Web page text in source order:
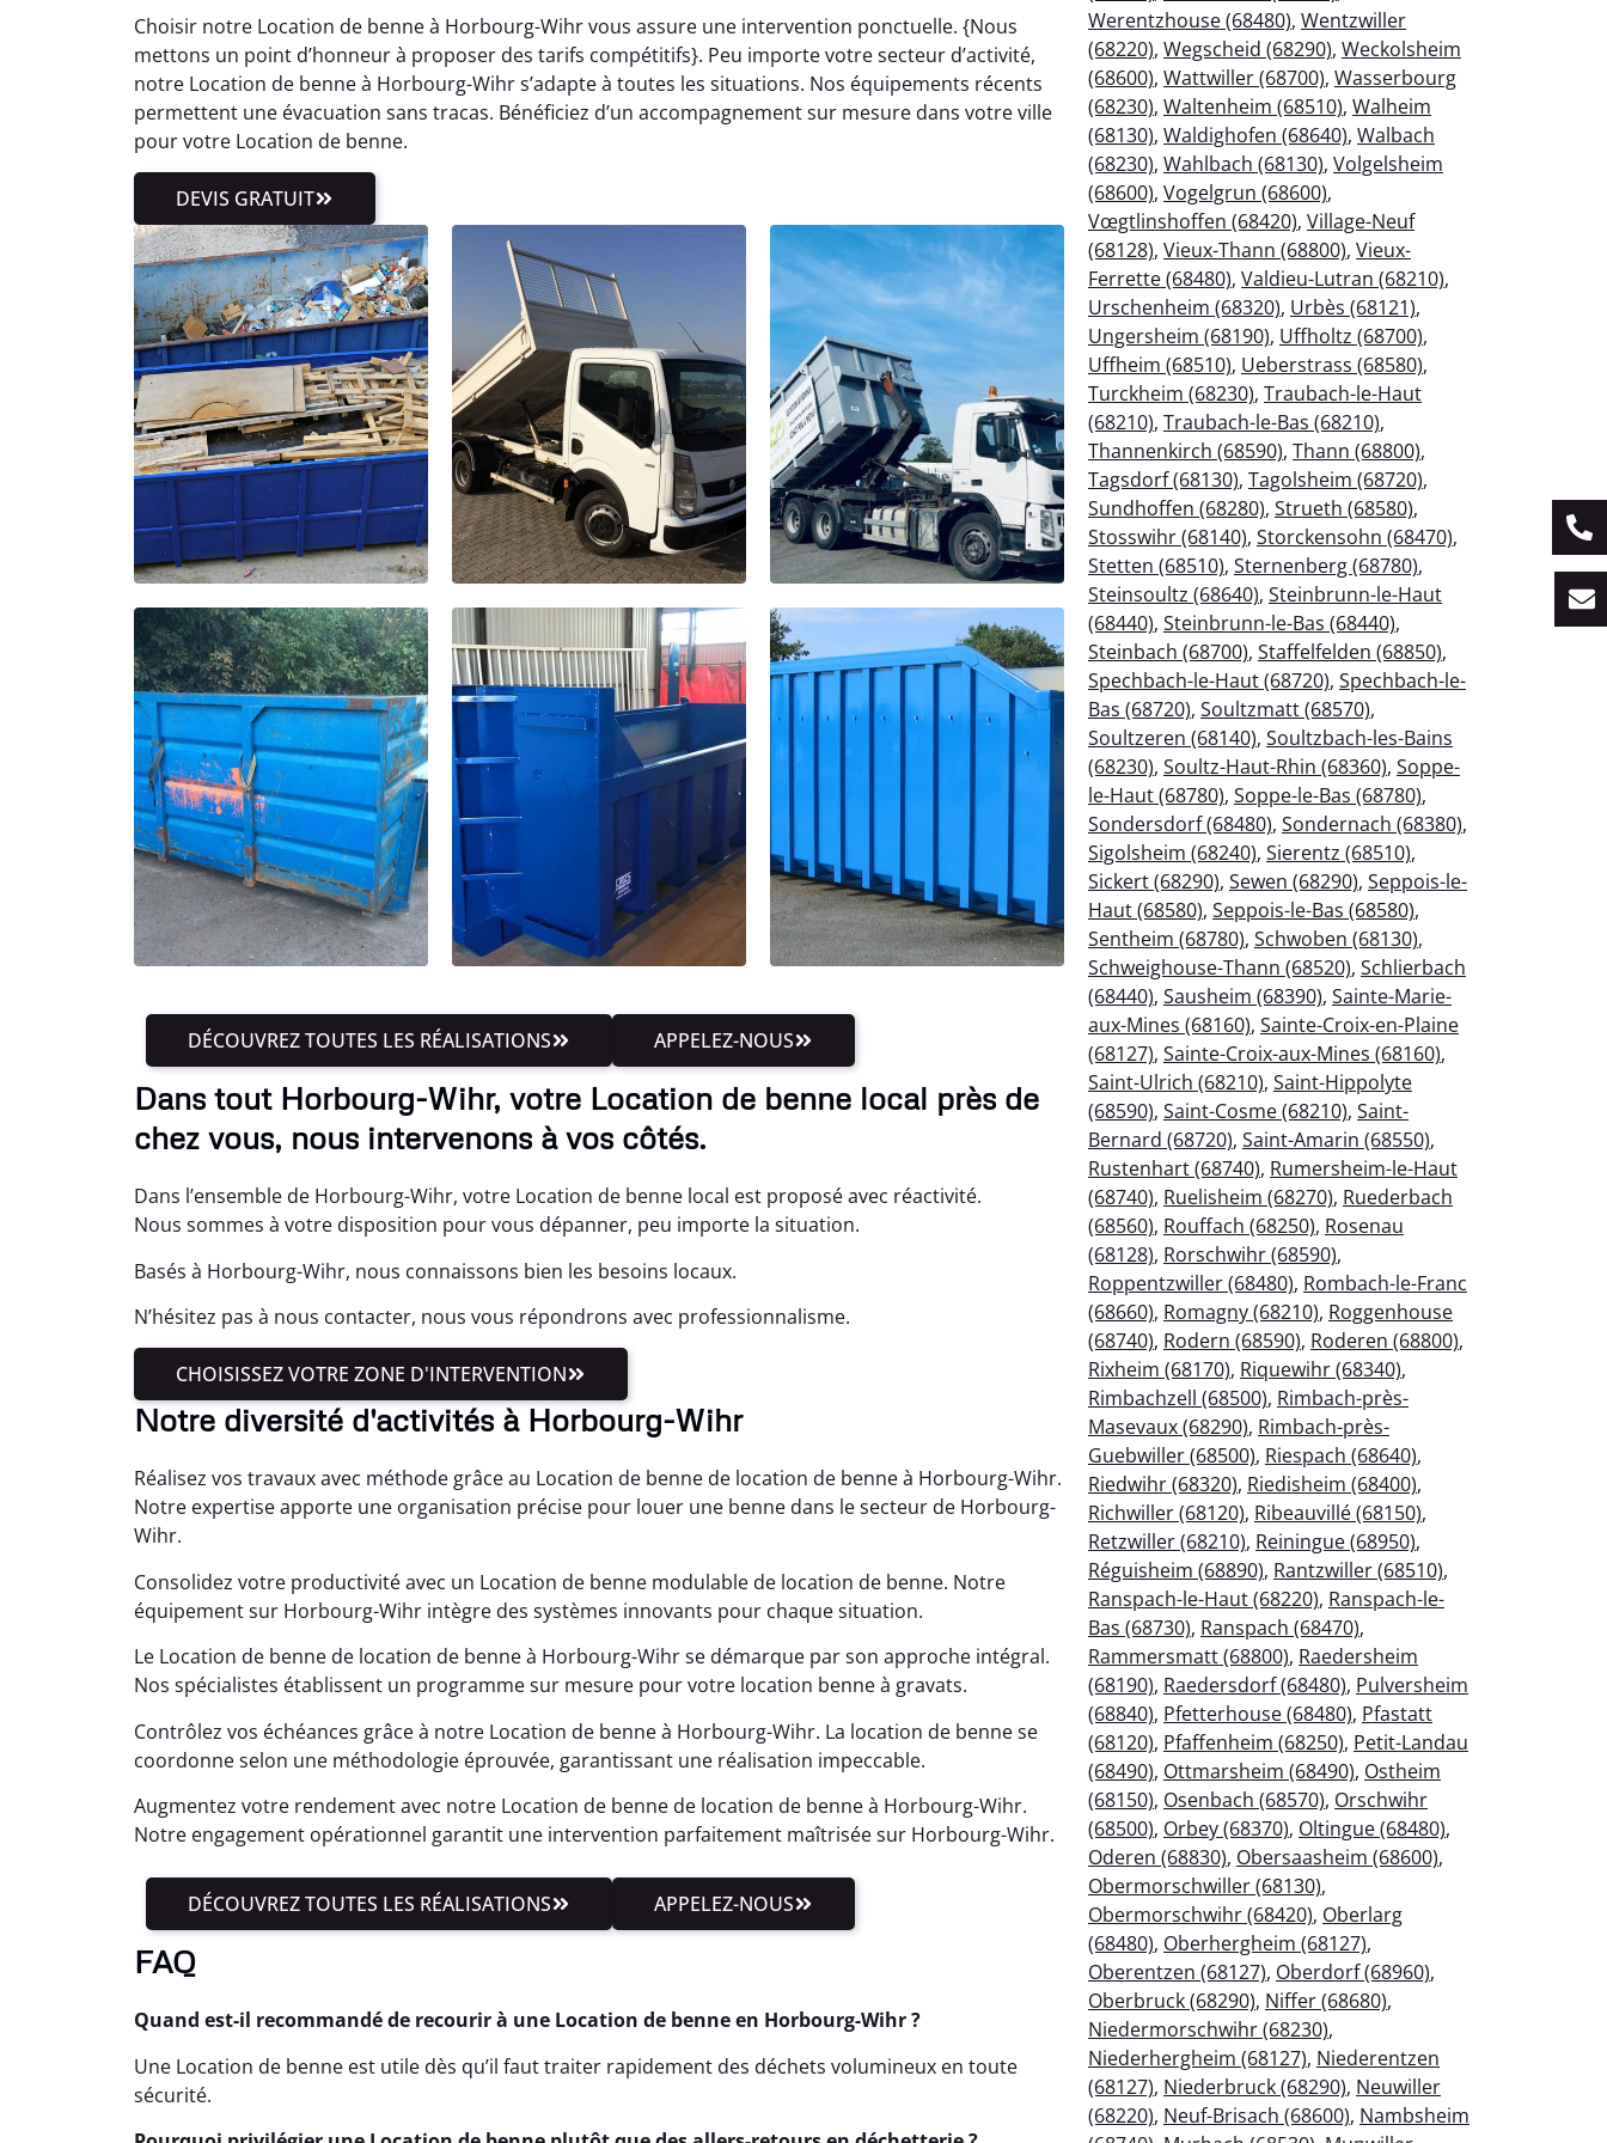
Choisir notre Location de benne à Horbourg-Wihr vous assure une intervention ponctuelle. {Nous
mettons un point d’honneur à proposer des tarifs compétitifs}. Peu importe votre secteur d’activité,
notre Location de benne à Horbourg-Wihr s’adapte à toutes les situations. Nos équipements récents
permettent une évacuation sans tracas. Bénéficiez d’un accompagnement sur mesure dans votre ville
pour votre Location de benne.
DEVIS GRATUIT
DÉCOUVREZ TOUTES LES RÉALISATIONS APPELEZ-NOUS
Dans tout Horbourg-Wihr, votre Location de benne local près de
chez vous, nous intervenons à vos côtés.
Dans l’ensemble de Horbourg-Wihr, votre Location de benne local est proposé avec réactivité.
Nous sommes à votre disposition pour vous dépanner, peu importe la situation.
Basés à Horbourg-Wihr, nous connaissons bien les besoins locaux.
N’hésitez pas à nous contacter, nous vous répondrons avec professionnalisme.
CHOISISSEZ VOTRE ZONE D'INTERVENTION
Notre diversité d'activités à Horbourg-Wihr
Réalisez vos travaux avec méthode grâce au Location de benne de location de benne à Horbourg-Wihr.
Notre expertise apporte une organisation précise pour louer une benne dans le secteur de Horbourg-
Wihr.
Consolidez votre productivité avec un Location de benne modulable de location de benne. Notre
équipement sur Horbourg-Wihr intègre des systèmes innovants pour chaque situation.
Le Location de benne de location de benne à Horbourg-Wihr se démarque par son approche intégral.
Nos spécialistes établissent un programme sur mesure pour votre location benne à gravats.
Contrôlez vos échéances grâce à notre Location de benne à Horbourg-Wihr. La location de benne se
coordonne selon une méthodologie éprouvée, garantissant une réalisation impeccable.
Augmentez votre rendement avec notre Location de benne de location de benne à Horbourg-Wihr.
Notre engagement opérationnel garantit une intervention parfaitement maîtrisée sur Horbourg-Wihr.
DÉCOUVREZ TOUTES LES RÉALISATIONS APPELEZ-NOUS
FAQ
Quand est-il recommandé de recourir à une Location de benne en Horbourg-Wihr ?
Une Location de benne est utile dès qu’il faut traiter rapidement des déchets volumineux en toute
sécurité.
Werentzhouse (68480), Wentzwiller
(68220), Wegscheid (68290), Weckolsheim
(68600), Wattwiller (68700), Wasserbourg
(68230), Waltenheim (68510), Walheim
(68130), Waldighofen (68640), Walbach
(68230), Wahlbach (68130), Volgelsheim
(68600), Vogelgrun (68600),
Vœgtlinshoffen (68420), Village-Neuf
(68128), Vieux-Thann (68800), Vieux-
Ferrette (68480), Valdieu-Lutran (68210),
Urschenheim (68320), Urbès (68121),
Ungersheim (68190), Uffholtz (68700),
Uffheim (68510), Ueberstrass (68580),
Turckheim (68230), Traubach-le-Haut
(68210), Traubach-le-Bas (68210),
Thannenkirch (68590), Thann (68800),
Tagsdorf (68130), Tagolsheim (68720),
Sundhoffen (68280), Strueth (68580),
Stosswihr (68140), Storckensohn (68470),
Stetten (68510), Sternenberg (68780),
Steinsoultz (68640), Steinbrunn-le-Haut
(68440), Steinbrunn-le-Bas (68440),
Steinbach (68700), Staffelfelden (68850),
Spechbach-le-Haut (68720), Spechbach-le-
Bas (68720), Soultzmatt (68570),
Soultzeren (68140), Soultzbach-les-Bains
(68230), Soultz-Haut-Rhin (68360), Soppe-
le-Haut (68780), Soppe-le-Bas (68780),
Sondersdorf (68480), Sondernach (68380),
Sigolsheim (68240), Sierentz (68510),
Sickert (68290), Sewen (68290), Seppois-le-
Haut (68580), Seppois-le-Bas (68580),
Sentheim (68780), Schwoben (68130),
Schweighouse-Thann (68520), Schlierbach
(68440), Sausheim (68390), Sainte-Marie-
aux-Mines (68160), Sainte-Croix-en-Plaine
(68127), Sainte-Croix-aux-Mines (68160),
Saint-Ulrich (68210), Saint-Hippolyte
(68590), Saint-Cosme (68210), Saint-
Bernard (68720), Saint-Amarin (68550),
Rustenhart (68740), Rumersheim-le-Haut
(68740), Ruelisheim (68270), Ruederbach
(68560), Rouffach (68250), Rosenau
(68128), Rorschwihr (68590),
Roppentzwiller (68480), Rombach-le-Franc
(68660), Romagny (68210), Roggenhouse
(68740), Rodern (68590), Roderen (68800),
Rixheim (68170), Riquewihr (68340),
Rimbachzell (68500), Rimbach-près-
Masevaux (68290), Rimbach-près-
Guebwiller (68500), Riespach (68640),
Riedwihr (68320), Riedisheim (68400),
Richwiller (68120), Ribeauvillé (68150),
Retzwiller (68210), Reiningue (68950),
Réguisheim (68890), Rantzwiller (68510),
Ranspach-le-Haut (68220), Ranspach-le-
Bas (68730), Ranspach (68470),
Rammersmatt (68800), Raedersheim
(68190), Raedersdorf (68480), Pulversheim
(68840), Pfetterhouse (68480), Pfastatt
(68120), Pfaffenheim (68250), Petit-Landau
(68490), Ottmarsheim (68490), Ostheim
(68150), Osenbach (68570), Orschwihr
(68500), Orbey (68370), Oltingue (68480),
Oderen (68830), Obersaasheim (68600),
Obermorschwiller (68130),
Obermorschwihr (68420), Oberlarg
(68480), Oberhergheim (68127),
Oberentzen (68127), Oberdorf (68960),
Oberbruck (68290), Niffer (68680),
Niedermorschwihr (68230),
Niederhergheim (68127), Niederentzen
(68127), Niederbruck (68290), Neuwiller
(68220), Neuf-Brisach (68600), Nambsheim